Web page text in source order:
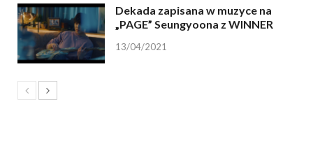
Dekada zapisana w muzyce na
„PAGE” Seungyoona z WINNER
13/04/2021